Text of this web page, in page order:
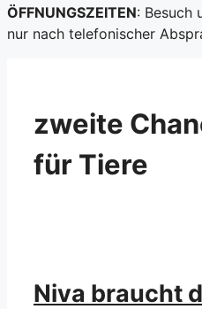
ÖFFNUNGSZEITEN: Besuch
nur nach telefonischer
zweite
für Tiere
Niva braucht